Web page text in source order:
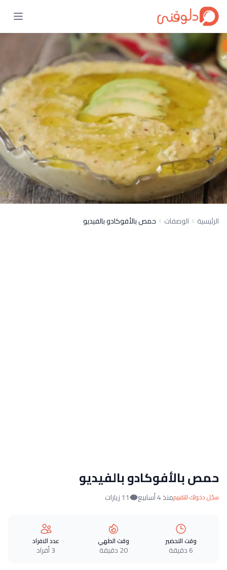
الرئيسية الوصفات حمص بالأفوكادو بالفيديو
حمص بالأفوكادو بالفيديو
سجّل دخولك للتقييممنذ 4 أسابيع 11 زيارات
وقت التحضير
6 دقيقة
وقت الطهي
20 دقيقة
عدد الافراد
3 أفراد